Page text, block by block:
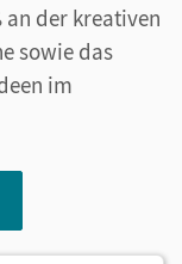
an der kreativen
sowie das
im